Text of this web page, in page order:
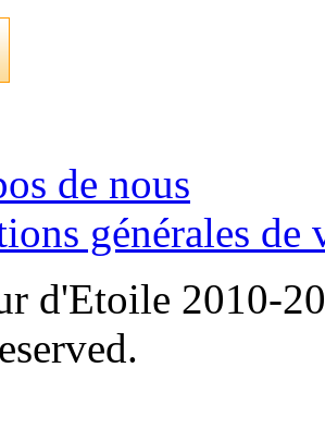
de nous
générales de
d'Etoile 2010-